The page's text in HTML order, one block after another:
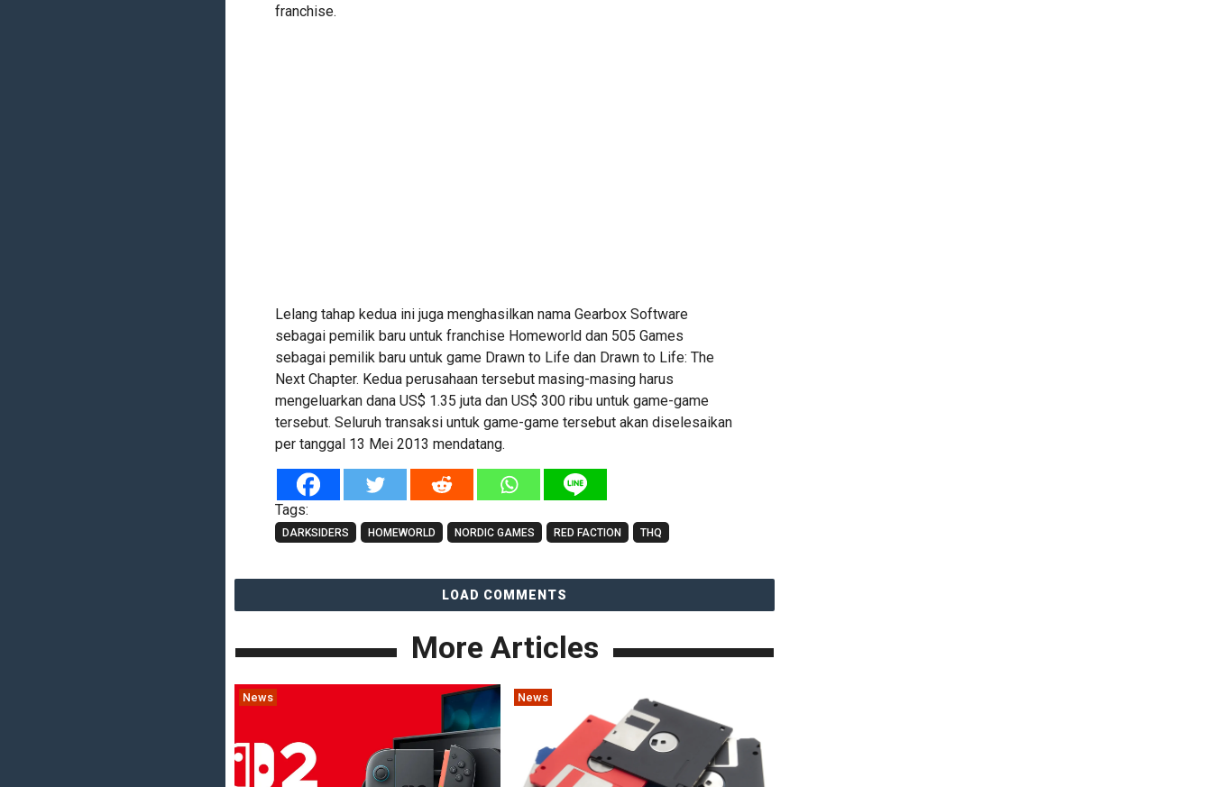
franchise.
Lelang tahap kedua ini juga menghasilkan nama Gearbox Software
sebagai pemilik baru untuk franchise Homeworld dan 505 Games
sebagai pemilik baru untuk game Drawn to Life dan Drawn to Life: The
Next Chapter. Kedua perusahaan tersebut masing-masing harus
mengeluarkan dana US$ 1.35 juta dan US$ 300 ribu untuk game-game
tersebut. Seluruh transaksi untuk game-game tersebut akan diselesaikan
per tanggal 13 Mei 2013 mendatang.
Tags:
DARKSIDERS HOMEWORLD NORDIC GAMES RED FACTION THQ
LOAD COMMENTS
More Articles
News News